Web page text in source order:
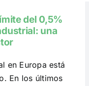
del 0,5%
una
en Europa está
En los últimos